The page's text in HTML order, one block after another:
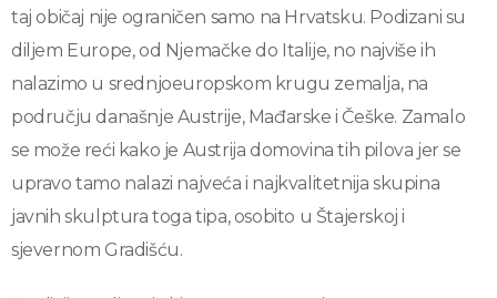
taj običaj nije ograničen samo na Hrvatsku. Podizani su
diljem Europe, od Njemačke do Italije, no najviše ih
nalazimo u srednjoeuropskom krugu zemalja, na
području današnje Austrije, Mađarske i Češke. Zamalo
se može reći kako je Austrija domovina tih pilova jer se
upravo tamo nalazi najveća i najkvalitetnija skupina
javnih skulptura toga tipa, osobito u Štajerskoj i
sjevernom Gradišću.